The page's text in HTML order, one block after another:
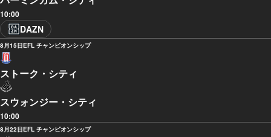
10:00
DAZN
8月15日EFL チャンピオンシップ
ストーク・シティ
スウォンジー・シティ
10:00
8月22日EFL チャンピオンシップ